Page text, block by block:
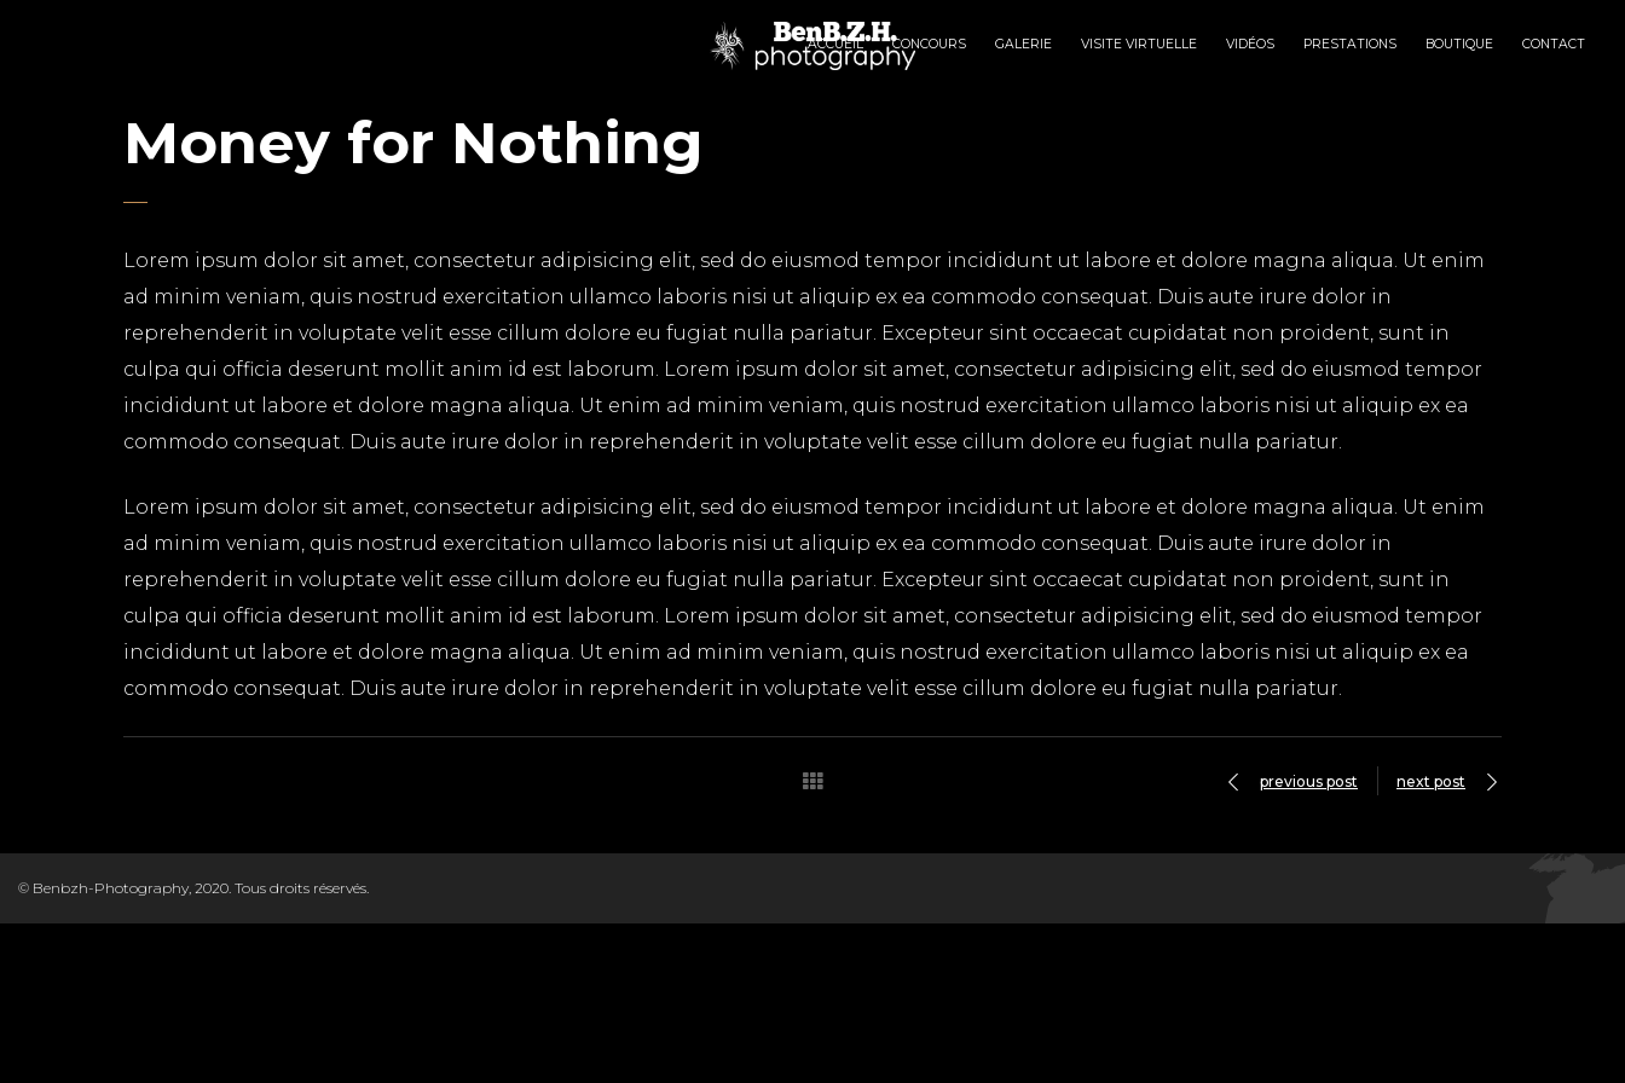
ACCUEIL CONCOURS GALERIE VISITE VIRTUELLE VIDÉOS PRESTATIONS BOUTIQUE CONTACT
Money for Nothing
Lorem ipsum dolor sit amet, consectetur adipisicing elit, sed do eiusmod tempor incididunt ut labore et dolore magna aliqua. Ut enim
ad minim veniam, quis nostrud exercitation ullamco laboris nisi ut aliquip ex ea commodo consequat. Duis aute irure dolor in
reprehenderit in voluptate velit esse cillum dolore eu fugiat nulla pariatur. Excepteur sint occaecat cupidatat non proident, sunt in
culpa qui officia deserunt mollit anim id est laborum. Lorem ipsum dolor sit amet, consectetur adipisicing elit, sed do eiusmod tempor
incididunt ut labore et dolore magna aliqua. Ut enim ad minim veniam, quis nostrud exercitation ullamco laboris nisi ut aliquip ex ea
commodo consequat. Duis aute irure dolor in reprehenderit in voluptate velit esse cillum dolore eu fugiat nulla pariatur.
Lorem ipsum dolor sit amet, consectetur adipisicing elit, sed do eiusmod tempor incididunt ut labore et dolore magna aliqua. Ut enim
ad minim veniam, quis nostrud exercitation ullamco laboris nisi ut aliquip ex ea commodo consequat. Duis aute irure dolor in
reprehenderit in voluptate velit esse cillum dolore eu fugiat nulla pariatur. Excepteur sint occaecat cupidatat non proident, sunt in
culpa qui officia deserunt mollit anim id est laborum. Lorem ipsum dolor sit amet, consectetur adipisicing elit, sed do eiusmod tempor
incididunt ut labore et dolore magna aliqua. Ut enim ad minim veniam, quis nostrud exercitation ullamco laboris nisi ut aliquip ex ea
commodo consequat. Duis aute irure dolor in reprehenderit in voluptate velit esse cillum dolore eu fugiat nulla pariatur.
previous post next post
© Benbzh-Photography, 2020. Tous droits réservés.